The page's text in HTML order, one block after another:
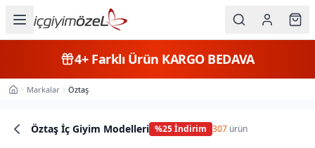
Kategorileri
Erkek
4+Farklı Ürün KARGO BEDAVA
Ana SayfaMarkalar Öztaş
Öztaş İç Giyim Modelleri %25İndirim 307 ürün